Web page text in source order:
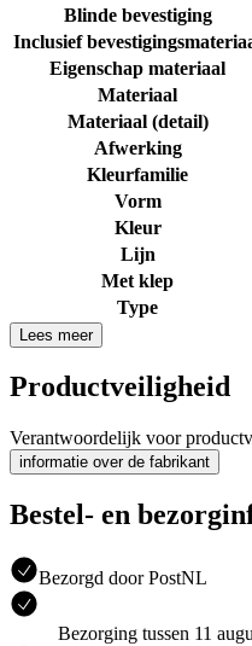
Blinde bevestiging
Inclusief
Eigenschap materiaal
Materiaal
Materiaal (detail)
Afwerking
Kleurfamilie
Vorm
Kleur
Lijn
Met klep
Type
Lees meer
Productveiligheid
Verantwoordelijk voor
informatie over de fabrikant
Bestel- en
Bezorgd door PostNL
Bezorging tussen 11